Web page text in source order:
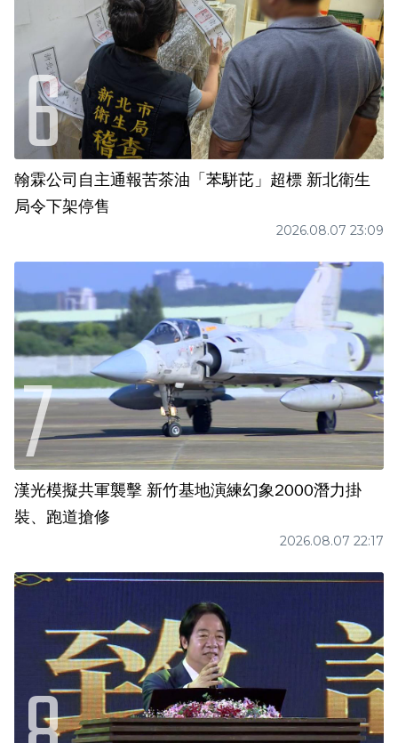
翰霖公司自主通報苦茶油「苯駢芘」超標 新北衛生
局令下架停售
2026.08.07 23:09
漢光模擬共軍襲擊 新竹基地演練幻象2000潛力掛
裝、跑道搶修
2026.08.07 22:17